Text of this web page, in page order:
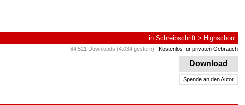
in Schreibschrift > Highschool
84.521 Downloads (4.034 gestern) Kostenlos für privaten Gebrauch
Download
Spende an den Autor